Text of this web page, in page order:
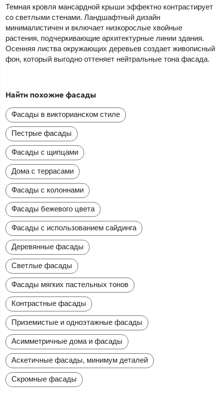
Темная кровля мансардной крыши эффектно контрастирует
со светлыми стенами. Ландшафтный дизайн
минималистичен и включает низкорослые хвойные
растения, подчеркивающие архитектурные линии здания.
Осенняя листва окружающих деревьев создает живописный
фон, который выгодно оттеняет нейтральные тона фасада.
Найти похожие фасады
Фасады в викторианском стиле
Пестрые фасады
Фасады с щипцами
Дома с террасами
Фасады с колоннами
Фасады бежевого цвета
Фасады с использованием сайдинга
Деревянные фасады
Светлые фасады
Фасады мягких пастельных тонов
Контрастные фасады
Приземистые и одноэтажные фасады
Асимметричные дома и фасады
Аскетичные фасады, минимум деталей
Скромные фасады